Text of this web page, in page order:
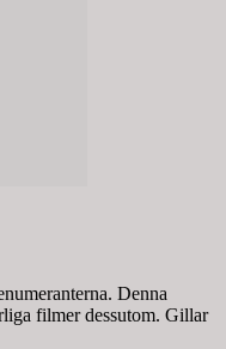
Denna
filmer dessutom. Gillar